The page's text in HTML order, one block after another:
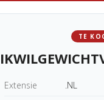
TE
Extensie
.NL